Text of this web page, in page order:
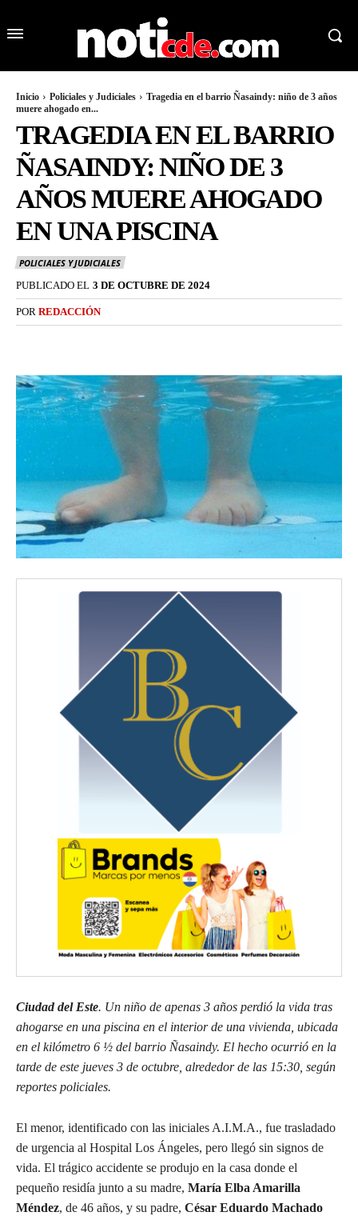
Inicio Policiales y Judiciales
Tragedia en el barrio Ñasaindy: niño de 3 años
muere ahogado en...
TRAGEDIA EN EL BARRIO
ÑASAINDY: NIÑO DE 3
AÑOS MUERE AHOGADO
EN UNA PISCINA
POLICIALES Y JUDICIALES
PUBLICADO EL 3 DE OCTUBRE DE 2024
POR REDACCIÓN
Ciudad del Este. Un niño de apenas 3 años perdió la vida tras
ahogarse en una piscina en el interior de una vivienda, ubicada
en el kilómetro 6 ½ del barrio Ñasaindy. El hecho ocurrió en la
tarde de este jueves 3 de octubre, alrededor de las 15:30, según
reportes policiales.
El menor, identificado con las iniciales A.I.M.A., fue trasladado
de urgencia al Hospital Los Ángeles, pero llegó sin signos de
vida. El trágico accidente se produjo en la casa donde el
pequeño residía junto a su madre, María Elba Amarilla
Méndez, de 46 años, y su padre, César Eduardo Machado